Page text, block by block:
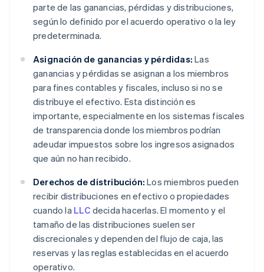
parte de las ganancias, pérdidas y distribuciones,
según lo definido por el acuerdo operativo o la ley
predeterminada.
Asignación de ganancias y pérdidas: Las
ganancias y pérdidas se asignan a los miembros
para fines contables y fiscales, incluso si no se
distribuye el efectivo. Esta distinción es
importante, especialmente en los sistemas fiscales
de transparencia donde los miembros podrían
adeudar impuestos sobre los ingresos asignados
que aún no han recibido.
Derechos de distribución: Los miembros pueden
recibir distribuciones en efectivo o propiedades
cuando la LLC decida hacerlas. El momento y el
tamaño de las distribuciones suelen ser
discrecionales y dependen del flujo de caja, las
reservas y las reglas establecidas en el acuerdo
operativo.